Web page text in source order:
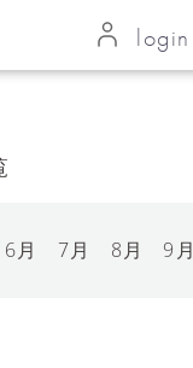
login
6月 7月 8月 9月